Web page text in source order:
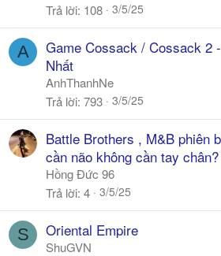
Trả lời 108 3/5/25
A
Game Cossack / Cossack 2
Nhất
AnhThanhNe
Trả lời 793 3/5/25
Battle Brothers , M&B phiên
cần não không cần tay chân?
Hồng Đức 96
Trả lời 4 3/5/25
S Oriental Empire
ShuGVN